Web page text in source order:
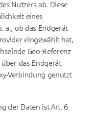
Nutzers ab. Diese
eines
a., ob das Endgerät
eingewählt hat,
Geo-Referenz
das Endgerät
Verbindung genutzt
der Daten ist Art. 6